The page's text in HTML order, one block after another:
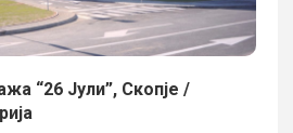
“26 Јули”, Скопје /